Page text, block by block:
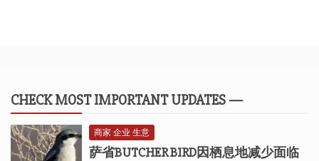
CHECK MOST IMPORTANT UPDATES —
商家 企业 生意
萨省BUTCHER BIRD因栖息地减少面临